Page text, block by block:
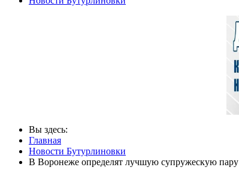
Вы здесь:
Главная
Новости Бутурлиновки
В Воронеже определят лучшую супружескую пару